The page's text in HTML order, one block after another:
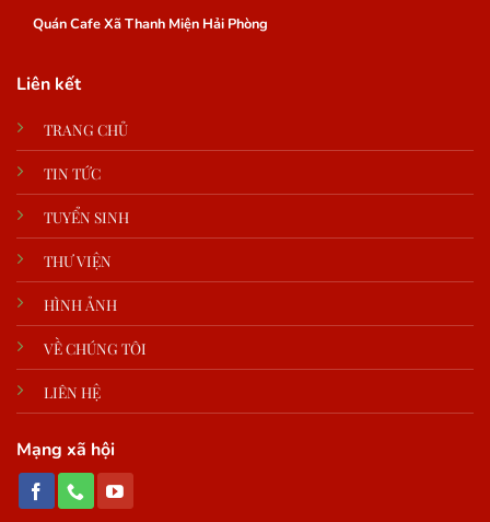
Quán Cafe Xã Thanh Miện Hải Phòng
Liên kết
TRANG CHỦ
TIN TỨC
TUYỂN SINH
THƯ VIỆN
HÌNH ẢNH
VỀ CHÚNG TÔI
LIÊN HỆ
Mạng xã hội